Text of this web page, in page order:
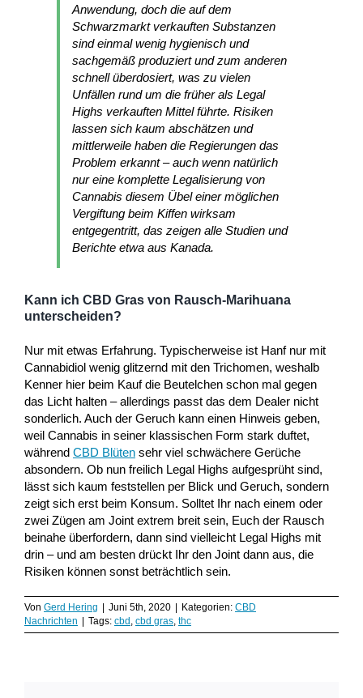
Anwendung, doch die auf dem
Schwarzmarkt verkauften Substanzen
sind einmal wenig hygienisch und
sachgemäß produziert und zum anderen
schnell überdosiert, was zu vielen
Unfällen rund um die früher als Legal
Highs verkauften Mittel führte. Risiken
lassen sich kaum abschätzen und
mittlerweile haben die Regierungen das
Problem erkannt – auch wenn natürlich
nur eine komplette Legalisierung von
Cannabis diesem Übel einer möglichen
Vergiftung beim Kiffen wirksam
entgegentritt, das zeigen alle Studien und
Berichte etwa aus Kanada.
Kann ich CBD Gras von Rausch-Marihuana
unterscheiden?
Nur mit etwas Erfahrung. Typischerweise ist Hanf nur mit
Cannabidiol wenig glitzernd mit den Trichomen, weshalb
Kenner hier beim Kauf die Beutelchen schon mal gegen
das Licht halten – allerdings passt das dem Dealer nicht
sonderlich. Auch der Geruch kann einen Hinweis geben,
weil Cannabis in seiner klassischen Form stark duftet,
während CBD Blüten sehr viel schwächere Gerüche
absondern. Ob nun freilich Legal Highs aufgesprüht sind,
lässt sich kaum feststellen per Blick und Geruch, sondern
zeigt sich erst beim Konsum. Solltet Ihr nach einem oder
zwei Zügen am Joint extrem breit sein, Euch der Rausch
beinahe überfordern, dann sind vielleicht Legal Highs mit
drin – und am besten drückt Ihr den Joint dann aus, die
Risiken können sonst beträchtlich sein.
Von Gerd Hering Juni 5th, 2020 Kategorien: CBD
Nachrichten
Tags: cbd , cbd gras, thc